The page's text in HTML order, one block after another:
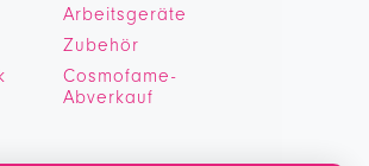
Arbeitsgeräte
Zubehör
Cosmofame-
Abverkauf